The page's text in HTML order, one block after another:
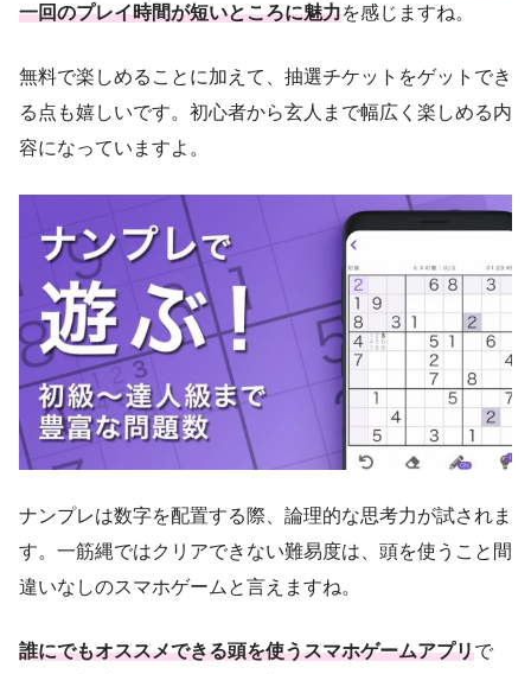
一回のプレイ時間が短いところに魅力を感じますね。
無料で楽しめることに加えて、抽選チケットをゲットでき
る点も嬉しいです。初心者から玄人まで幅広く楽しめる内
容になっていますよ。
ナンプレは数字を配置する際、論理的な思考力が試されま
す。一筋縄ではクリアできない難易度は、頭を使うこと間
違いなしのスマホゲームと言えますね。
誰にでもオススメできる頭を使うスマホゲームアプリで